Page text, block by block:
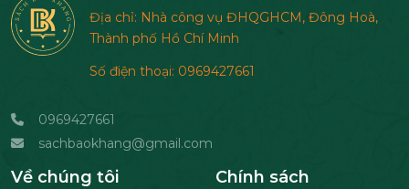
Địa chỉ: Nhà công vụ ĐHQGHCM, Đông Hoà,
Thành phố Hồ Chí Minh
Số điện thoại: 0969427661
0969427661
sachbaokhang@gmail.com
Về chúng tôi Chính sách